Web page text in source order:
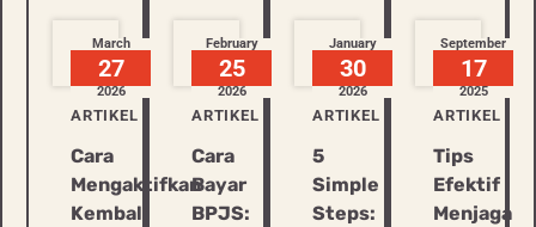
March
27
2026
ARTIKEL
Cara
Mengaktifkan
Kembali
February
25
2026
ARTIKEL
Cara
Bayar
BPJS:
January
30
2026
ARTIKEL
5
Simple
Steps:
September
17
2025
ARTIKEL
Tips
Efektif
Menjaga